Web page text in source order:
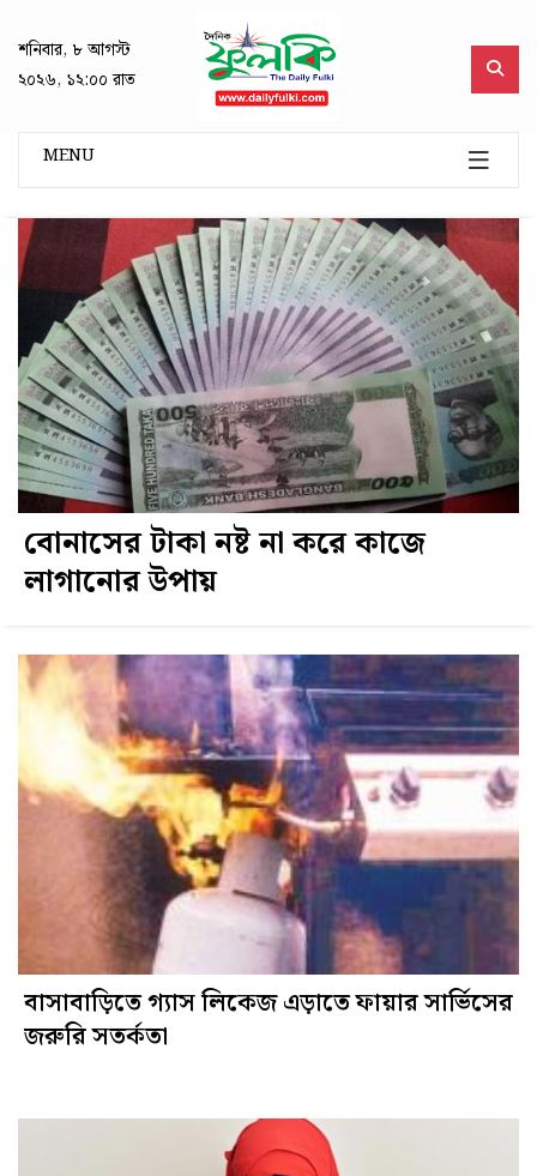
শনিবার, ৮ আগস্ট
২০২৬, ১২:০০ রাত
MENU
বোনাসের টাকা নষ্ট না করে কাজে
লাগানোর উপায়
বাসাবাড়িতে গ্যাস লিকেজ এড়াতে ফায়ার সার্ভিসের
জরুরি সতর্কতা